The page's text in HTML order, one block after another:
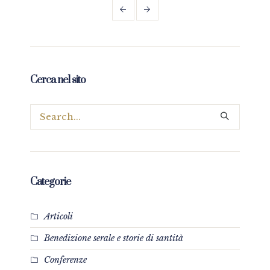
Cerca nel sito
Categorie
Articoli
Benedizione serale e storie di santità
Conferenze